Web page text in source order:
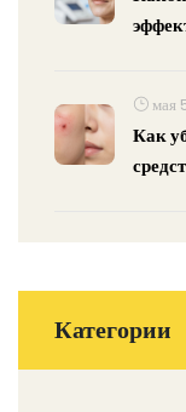
мая
Как
Категории